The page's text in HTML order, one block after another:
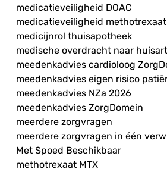
medicatieveiligheid DOAC
medicatieveiligheid methotrexaat
medicijnrol thuisapotheek
medische overdracht naar
meedenkadvies cardioloog
meedenkadvies eigen risico
meedenkadvies NZa 2026
meedenkadvies ZorgDomein
meerdere zorgvragen
meerdere zorgvragen in één
Met Spoed Beschikbaar
methotrexaat MTX